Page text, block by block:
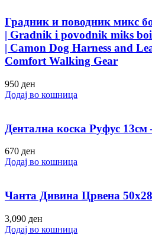
Градник и поводник микс
| Gradnik i povodnik miks
| Camon Dog Harness and
Comfort Walking Gear
950 ден
Додај во кошница
Дентална коска Руфус
670 ден
Додај во кошница
Чанта Дивина Црвена
3,090 ден
Додај во кошница